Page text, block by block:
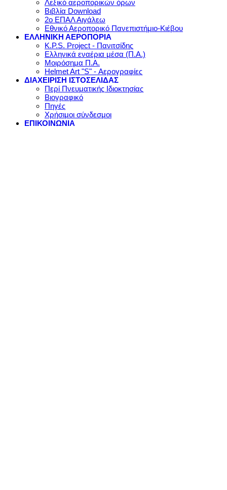
Λεξικό αεροπορικών όρων
Βιβλία Download
2ο ΕΠΑΛ Αιγάλεω
Εθνικό Αεροπορικό Πανεπιστήμιο-Κιέβου
ΕΛΛΗΝΙΚΗ ΑΕΡΟΠΟΡΙΑ
K.P.S. Project - Πανιτσίδης
Ελληνικά εναέρια μέσα (Π.Α.)
Μοιρόσημα Π.Α.
Helmet Art "S" - Αερογραφίες
ΔΙΑΧΕΙΡΙΣΗ ΙΣΤΟΣΕΛΙΔΑΣ
Περί Πνευματικής Ιδιοκτησίας
Βιογραφικό
Πηγές
Χρήσιμοι σύνδεσμοι
ΕΠΙΚΟΙΝΩΝΙΑ